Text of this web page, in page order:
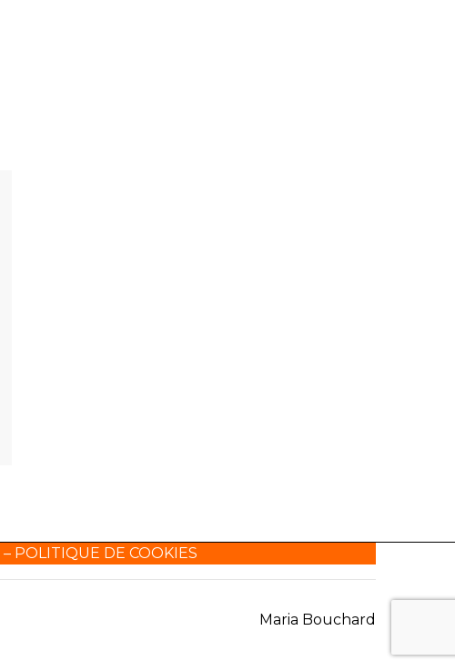
– POLITIQUE DE COOKIES
Maria Bouchard